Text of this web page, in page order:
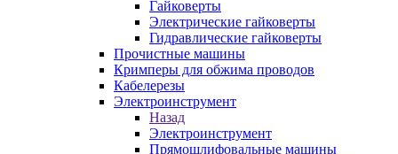
Гайковерты
Электрические гайковерты
Гидравлические гайковерты
Прочистные машины
Кримперы для обжима проводов
Кабелерезы
Электроинструмент
Назад
Электроинструмент
Прямошлифовальные машины